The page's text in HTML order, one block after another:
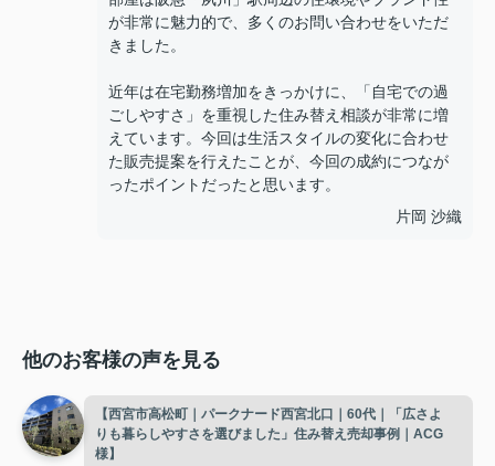
が非常に魅力的で、多くのお問い合わせをいただ
きました。
近年は在宅勤務増加をきっかけに、「自宅での過
ごしやすさ」を重視した住み替え相談が非常に増
えています。今回は生活スタイルの変化に合わせ
た販売提案を行えたことが、今回の成約につなが
ったポイントだったと思います。
片岡 沙織
他のお客様の声を見る
【西宮市高松町｜パークナード西宮北口｜60代｜「広さよ
りも暮らしやすさを選びました」住み替え売却事例｜ACG
様】